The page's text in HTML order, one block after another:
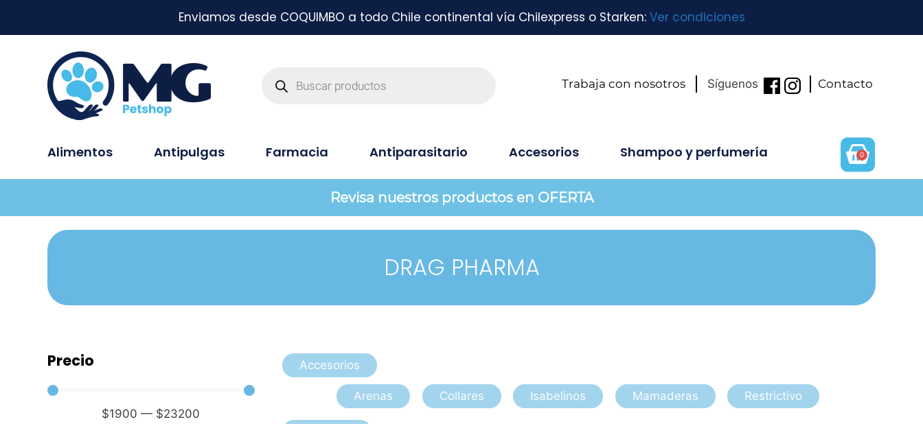
Enviamos desde COQUIMBO a todo Chile continental vía Chilexpress o Starken: Ver condiciones
Trabaja con nosotros Síguenos Contacto
Alimentos Antipulgas Farmacia Antiparasitario Accesorios Shampoo y perfumería 0
Revisa nuestros productos en OFERTA
DRAG PHARMA
Precio
$1900 — $23200
Accesorios
Arenas Collares Isabelinos Mamaderas Restrictivo